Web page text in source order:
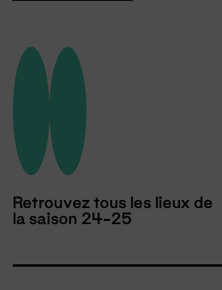
Retrouvez tous les lieux de
la saison 24-25